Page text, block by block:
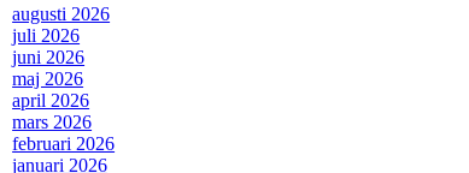
augusti 2026
juli 2026
juni 2026
maj 2026
april 2026
mars 2026
februari 2026
januari 2026